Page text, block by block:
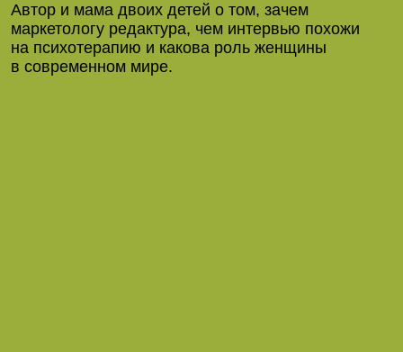
Автор и мама двоих детей о том, зачем
маркетологу редактура, чем интервью похожи
на психотерапию и какова роль женщины
в современном мире.